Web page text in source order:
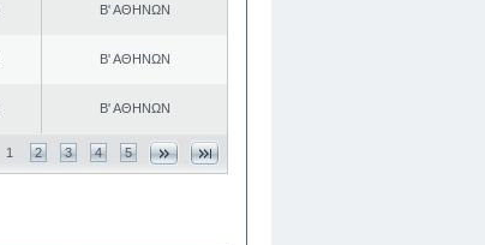
Β' ΑΘΗΝΩΝ
Β' ΑΘΗΝΩΝ
Β' ΑΘΗΝΩΝ
1 2 3 4 5